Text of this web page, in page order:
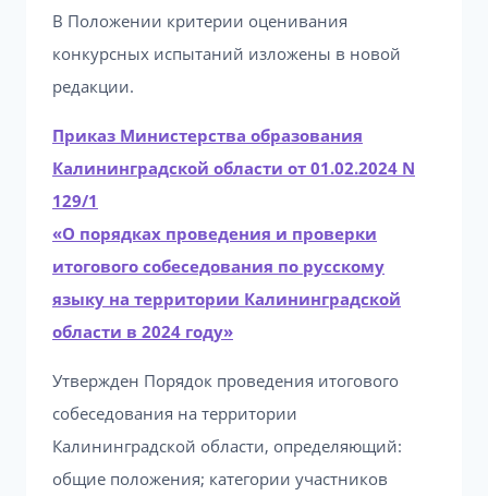
В Положении критерии оценивания
конкурсных испытаний изложены в новой
редакции.
Приказ Министерства образования
Калининградской области от 01.02.2024 N
129/1
«О порядках проведения и проверки
итогового собеседования по русскому
языку на территории Калининградской
области в 2024 году»
Утвержден Порядок проведения итогового
собеседования на территории
Калининградской области, определяющий:
общие положения; категории участников